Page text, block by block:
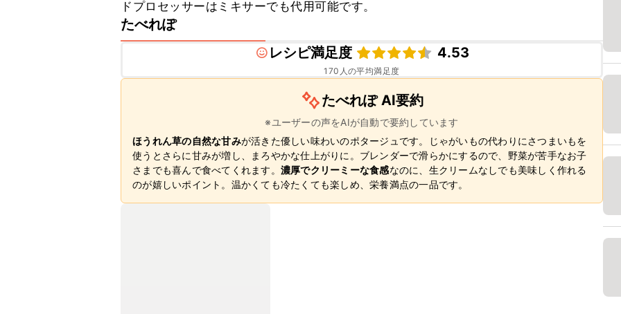
ドプロセッサーはミキサーでも代用可能です。
たべれぽ
レシピ満足度
4.53
170 人の平均満足度
たべれぽ AI要約
※ユーザーの声をAIが自動で要約しています
ほうれん草の自然な甘みが活きた優しい味わいのポタージュです。じゃがいもの代わりにさつまいもを
使うとさらに甘みが増し、まろやかな仕上がりに。ブレンダーで滑らかにするので、野菜が苦手なお子
さまでも喜んで食べてくれます。 濃厚でクリーミーな食感なのに、生クリームなしでも美味しく作れる
のが嬉しいポイント。温かくても冷たくても楽しめ、栄養満点の一品です。